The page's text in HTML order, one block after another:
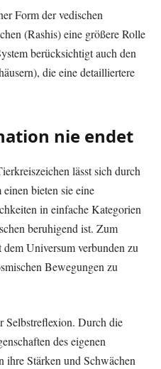
Form der vedischen
(Rashis) eine größere Rolle
berücksichtigt auch den
die eine detailliertere
nie endet
lässt sich durch
bieten sie eine
in einfache Kategorien
beruhigend ist. Zum
Universum verbunden zu
Bewegungen zu
Selbstreflexion. Durch die
des eigenen
ihre Stärken und Schwächen